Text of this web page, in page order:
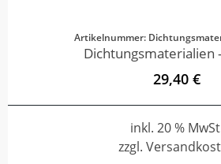
Artikelnummer:
Dichtungsmaterialien
29,40 €
inkl. 20 %
zzgl.